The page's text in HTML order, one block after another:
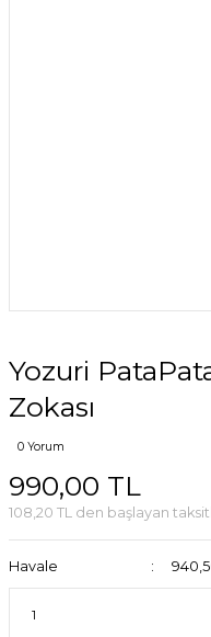
Yozuri
Zokası
0 Yorum
990,00 TL
108,20 TL den başlayan
Havale